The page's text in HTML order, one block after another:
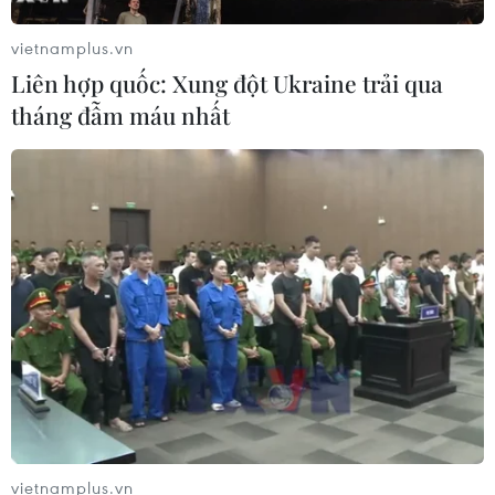
26/07/2026 14:50
"Siêu quần thể" cá voi lưng gù đối
mặt rủi ro hàng hải
"Cửa ngõ" để Việt Nam tiến vào thị
trường Tây Phi
26/07/2026 08:55
Nam Phi: Máy bay "hạ cánh" giữa
trung tâm thương mại lớn nhất
Johannesburg
vietnamplus.vn
Liên hợp quốc: Xung đột Ukraine trải qua
tháng đẫm máu nhất
vietnamplus.vn